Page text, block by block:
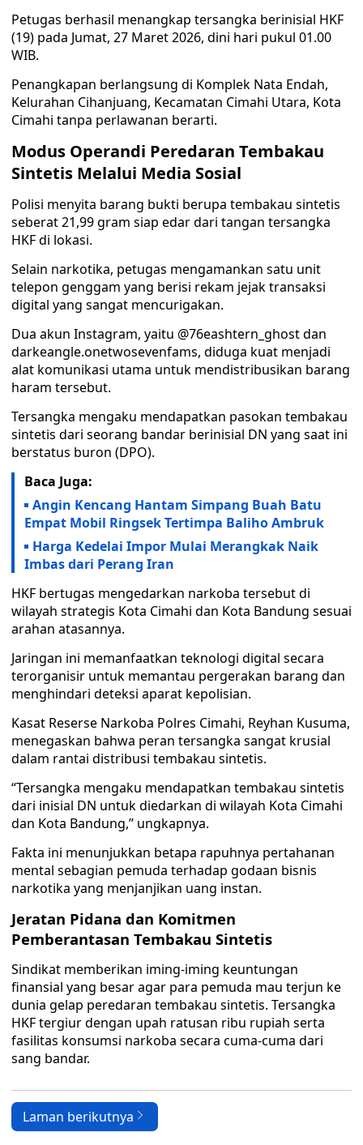
Petugas berhasil menangkap tersangka berinisial HKF
(19) pada Jumat, 27 Maret 2026, dini hari pukul 01.00
WIB.
Penangkapan berlangsung di Komplek Nata Endah,
Kelurahan Cihanjuang, Kecamatan Cimahi Utara, Kota
Cimahi tanpa perlawanan berarti.
Modus Operandi Peredaran Tembakau
Sintetis Melalui Media Sosial
Polisi menyita barang bukti berupa tembakau sintetis
seberat 21,99 gram siap edar dari tangan tersangka
HKF di lokasi.
Selain narkotika, petugas mengamankan satu unit
telepon genggam yang berisi rekam jejak transaksi
digital yang sangat mencurigakan.
Dua akun Instagram, yaitu @76eashtern_ghost dan
darkeangle.onetwosevenfams, diduga kuat menjadi
alat komunikasi utama untuk mendistribusikan barang
haram tersebut.
Tersangka mengaku mendapatkan pasokan tembakau
sintetis dari seorang bandar berinisial DN yang saat ini
berstatus buron (DPO).
Baca Juga:
Angin Kencang Hantam Simpang Buah Batu
Empat Mobil Ringsek Tertimpa Baliho Ambruk
Harga Kedelai Impor Mulai Merangkak Naik
Imbas dari Perang Iran
HKF bertugas mengedarkan narkoba tersebut di
wilayah strategis Kota Cimahi dan Kota Bandung sesuai
arahan atasannya.
Jaringan ini memanfaatkan teknologi digital secara
terorganisir untuk memantau pergerakan barang dan
menghindari deteksi aparat kepolisian.
Kasat Reserse Narkoba Polres Cimahi, Reyhan Kusuma,
menegaskan bahwa peran tersangka sangat krusial
dalam rantai distribusi tembakau sintetis.
“Tersangka mengaku mendapatkan tembakau sintetis
dari inisial DN untuk diedarkan di wilayah Kota Cimahi
dan Kota Bandung,” ungkapnya.
Fakta ini menunjukkan betapa rapuhnya pertahanan
mental sebagian pemuda terhadap godaan bisnis
narkotika yang menjanjikan uang instan.
Jeratan Pidana dan Komitmen
Pemberantasan Tembakau Sintetis
Sindikat memberikan iming-iming keuntungan
finansial yang besar agar para pemuda mau terjun ke
dunia gelap peredaran tembakau sintetis. Tersangka
HKF tergiur dengan upah ratusan ribu rupiah serta
fasilitas konsumsi narkoba secara cuma-cuma dari
sang bandar.
Laman berikutnya